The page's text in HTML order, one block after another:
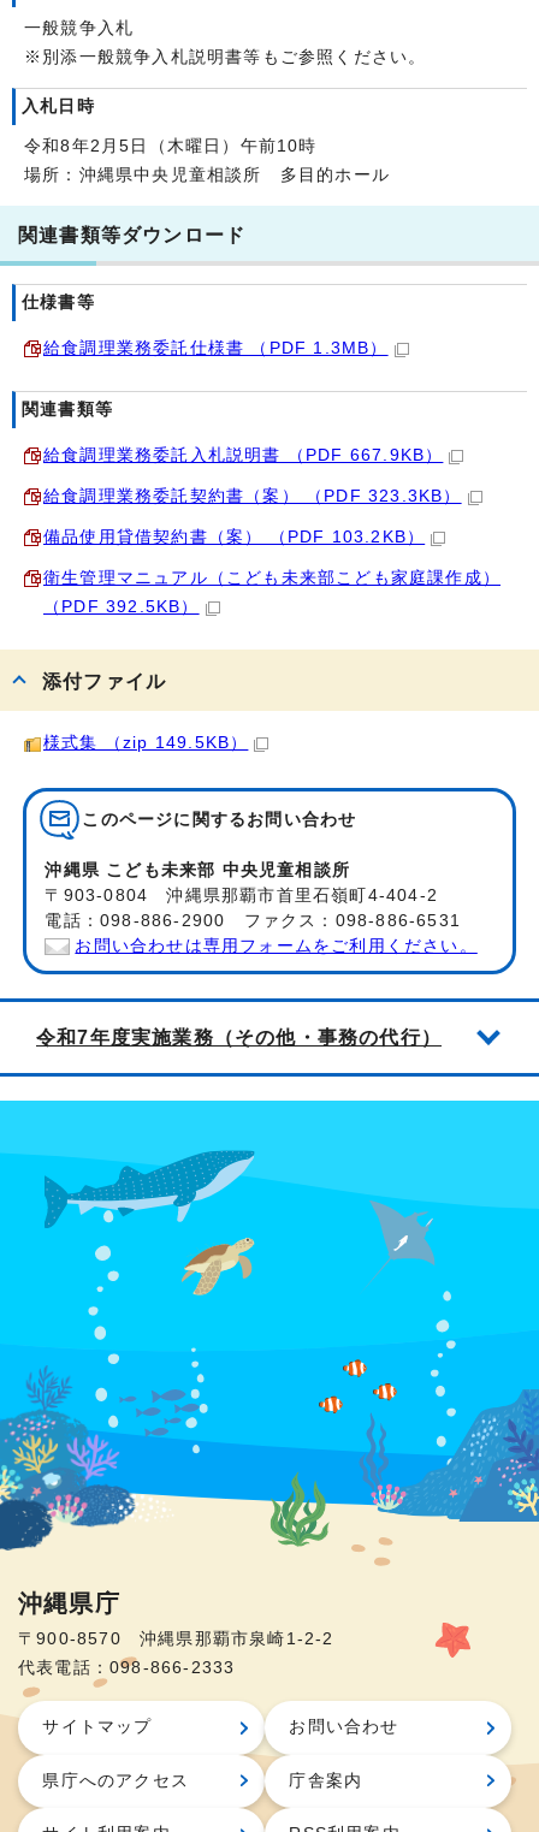
一般競争入札
※別添一般競争入札説明書等もご参照ください。
入札日時
令和8年2月5日（木曜日）午前10時
場所：沖縄県中央児童相談所 多目的ホール
関連書類等ダウンロード
仕様書等
給食調理業務委託仕様書 （PDF 1.3MB）
関連書類等
給食調理業務委託入札説明書 （PDF 667.9KB）
給食調理業務委託契約書（案） （PDF 323.3KB）
備品使用貸借契約書（案） （PDF 103.2KB）
衛生管理マニュアル（こども未来部こども家庭課作成）
（PDF 392.5KB）
添付ファイル
様式集 （zip 149.5KB）
このページに関する お問い合わせ
沖縄県 こども未来部 中央児童相談所
〒903-0804 沖縄県那覇市首里石嶺町4-404-2
電話：098-886-2900 ファクス：098-886-6531
お問い合わせは専用フォームをご利用ください。
令和7年度実施業務（その他・事務の代行）
沖縄県庁
〒900-8570 沖縄県那覇市泉崎1-2-2
代表電話：098-866-2333
サイトマップ お問い合わせ
県庁へのアクセス 庁舎案内